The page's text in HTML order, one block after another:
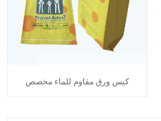
كيس ورق مقاوم للماء مخصص